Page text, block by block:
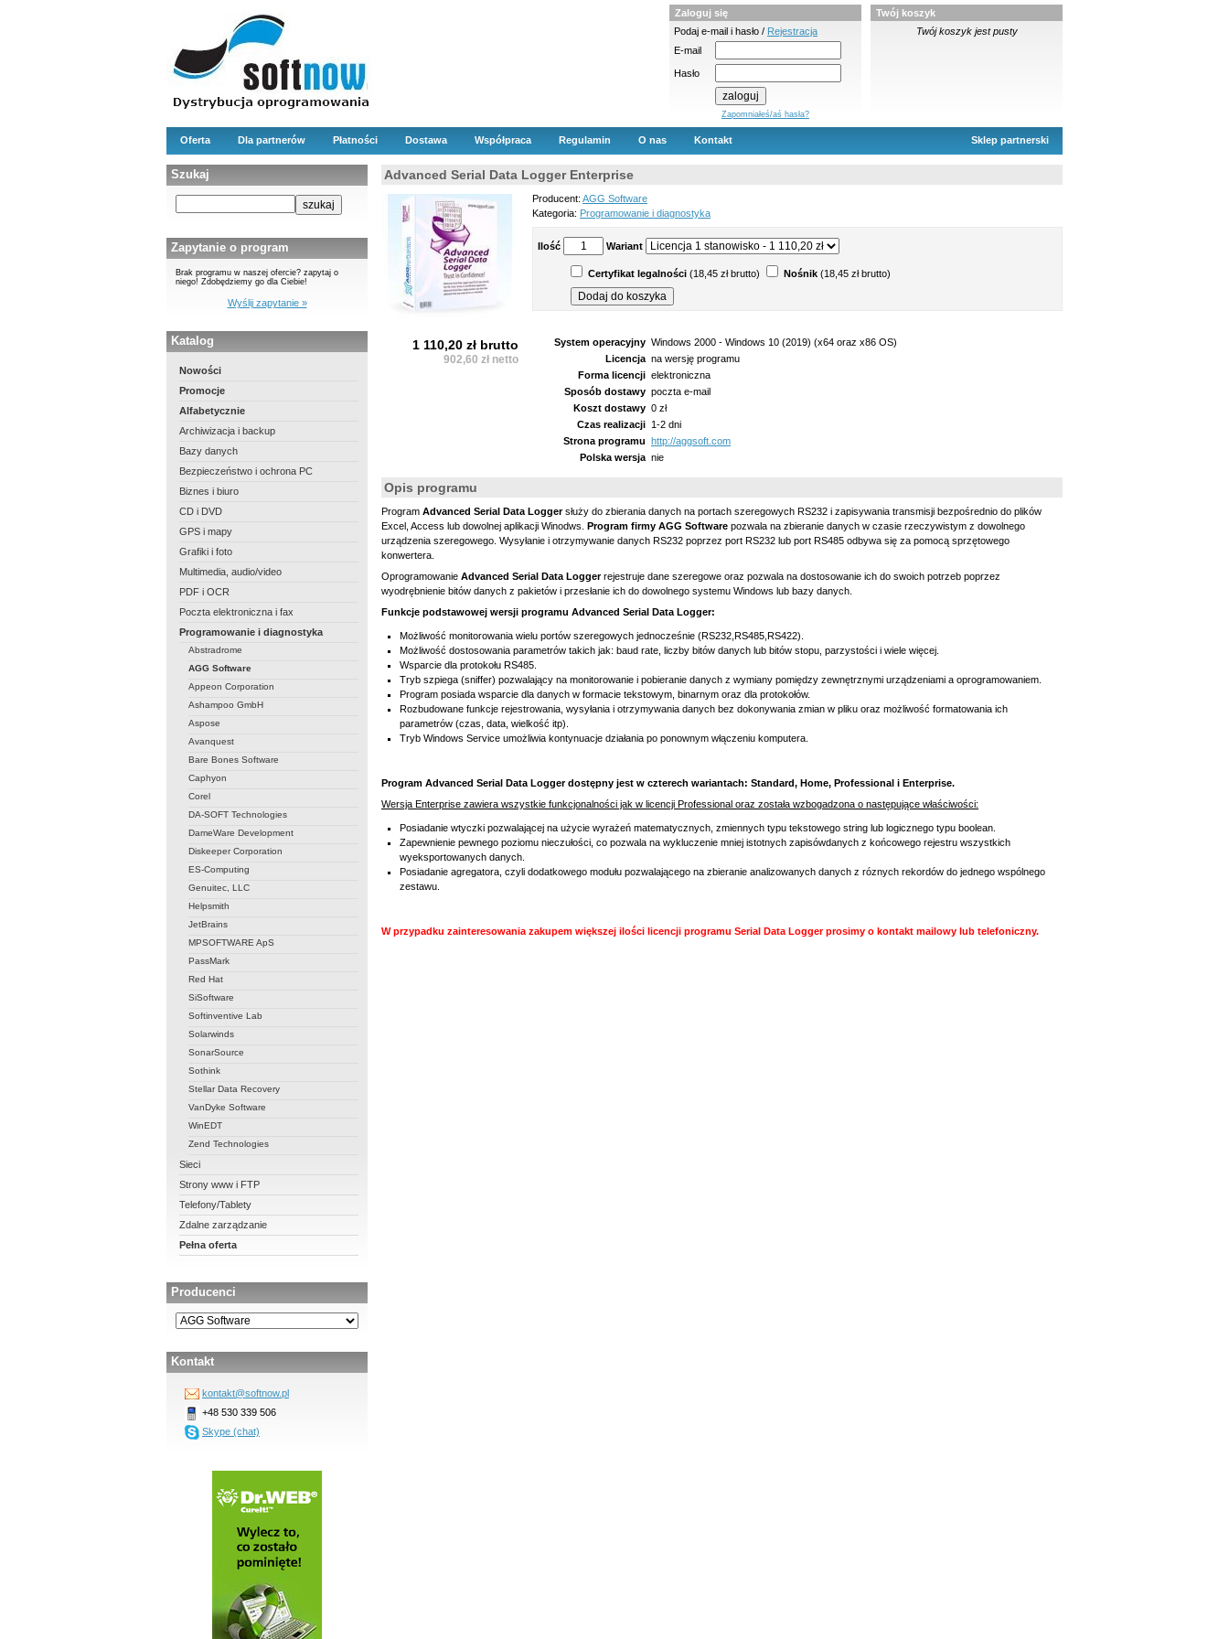
Zaloguj się
Podaj e-mail i hasło / Rejestracja
E-mail
Hasło
Zapomniałeś/aś hasła?
Twój koszyk
Twój koszyk jest pusty
Oferta Dla partnerów Płatności Dostawa Współpraca Regulamin O nas Kontakt Sklep partnerski
Szukaj
Zapytanie o program
Brak programu w naszej ofercie? zapytaj o
niego! Zdobędziemy go dla Ciebie!
Wyślij zapytanie »
Katalog
Nowości
Promocje
Alfabetycznie
Archiwizacja i backup
Bazy danych
Bezpieczeństwo i ochrona PC
Biznes i biuro
CD i DVD
GPS i mapy
Grafiki i foto
Multimedia, audio/video
PDF i OCR
Poczta elektroniczna i fax
Programowanie i diagnostyka
Abstradrome
AGG Software
Appeon Corporation
Ashampoo GmbH
Aspose
Avanquest
Bare Bones Software
Caphyon
Corel
DA-SOFT Technologies
DameWare Development
Diskeeper Corporation
ES-Computing
Genuitec, LLC
Helpsmith
JetBrains
MPSOFTWARE ApS
PassMark
Red Hat
SiSoftware
Softinventive Lab
Solarwinds
SonarSource
Sothink
Stellar Data Recovery
VanDyke Software
WinEDT
Zend Technologies
Sieci
Strony www i FTP
Telefony/Tablety
Zdalne zarządzanie
Pełna oferta
Producenci
Kontakt
kontakt@softnow.pl
+48 530 339 506
Skype (chat)
Advanced Serial Data Logger Enterprise
Producent: AGG Software
Kategoria: Programowanie i diagnostyka
Ilość Wariant
Certyfikat legalności (18,45 zł brutto) Nośnik (18,45 zł brutto)
1 110,20 zł brutto
902,60 zł netto
System operacyjny Windows 2000 - Windows 10 (2019) (x64 oraz x86 OS)
Licencja na wersję programu
Forma licencji elektroniczna
Sposób dostawy poczta e-mail
Koszt dostawy 0 zł
Czas realizacji 1-2 dni
Strona programu http://aggsoft.com
Polska wersja nie
Opis programu
Program Advanced Serial Data Loggersłuży do zbierania danych na portach szeregowych RS232 i zapisywania transmisji bezpośrednio do plików
Excel, Access lub dowolnej aplikacji Winodws. Program firmy AGG Software pozwala na zbieranie danych w czasie rzeczywistym z dowolnego
urządzenia szeregowego. Wysyłanie i otrzymywanie danych RS232 poprzez port RS232 lub port RS485 odbywa się za pomocą sprzętowego
konwertera.
Oprogramowanie Advanced Serial Data Loggerrejestruje dane szeregowe oraz pozwala na dostosowanie ich do swoich potrzeb poprzez
wyodrębnienie bitów danych z pakietów i przesłanie ich do dowolnego systemu Windows lub bazy danych.
Funkcje podstawowej wersji programu Advanced Serial Data Logger:
Możliwość monitorowania wielu portów szeregowych jednocześnie (RS232,RS485,RS422).
Możliwość dostosowania parametrów takich jak: baud rate, liczby bitów danych lub bitów stopu, parzystości i wiele więcej.
Wsparcie dla protokołu RS485.
Tryb szpiega (sniffer) pozwalający na monitorowanie i pobieranie danych z wymiany pomiędzy zewnętrznymi urządzeniami a oprogramowaniem.
Program posiada wsparcie dla danych w formacie tekstowym, binarnym oraz dla protokołów.
Rozbudowane funkcje rejestrowania, wysyłania i otrzymywania danych bez dokonywania zmian w pliku oraz możliwość formatowania ich
parametrów (czas, data, wielkość itp).
Tryb Windows Service umożliwia kontynuacje działania po ponownym włączeniu komputera.
Program Advanced Serial Data Logger dostępny jest w czterech wariantach: Standard, Home, Professional i Enterprise.
Wersja Enterprise zawiera wszystkie funkcjonalności jak w licencji Professional oraz została wzbogadzona o następujące właściwości:
Posiadanie wtyczki pozwalającej na użycie wyrażeń matematycznych, zmiennych typu tekstowego string lub logicznego typu boolean.
Zapewnienie pewnego poziomu nieczułości, co pozwala na wykluczenie mniej istotnych zapisówdanych z końcowego rejestru wszystkich
wyeksportowanych danych.
Posiadanie agregatora, czyli dodatkowego modułu pozwalającego na zbieranie analizowanych danych z róznych rekordów do jednego wspólnego
zestawu.
W przypadku zainteresowania zakupem większej ilości licencji programu Serial Data Logger prosimy o kontakt mailowy lub telefoniczny.